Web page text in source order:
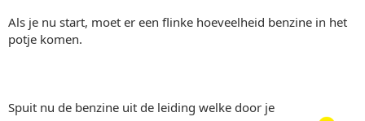
Als je nu start, moet er een flinke hoeveelheid benzine in het
potje komen.
Spuit nu de benzine uit de leiding welke door je